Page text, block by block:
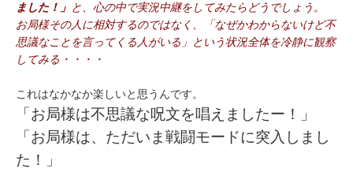
ました！」 と、心の中で実況中継をしてみたらどうでしょう。
お局様その人に相対するのではなく、「なぜかわからないけど不
思議なことを言ってくる人がいる」という状況全体を冷静に観察
してみる・・・・
これはなかなか楽しいと思うんです。
「お局様は不思議な呪文を唱えましたー！」
「お局様は、ただいま戦闘モードに突入しまし
た！」